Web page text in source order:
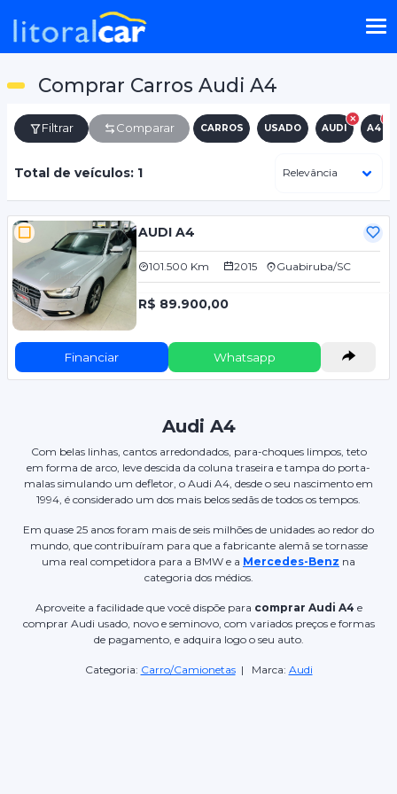
Comprar Carros Audi A4
Filtrar Comparar CARROS USADO AUDI A4
Total de veículos: 1
AUDI A4
101.500 Km 2015 Guabiruba/SC
R$ 89.900,00
Financiar Whatsapp
Audi A4
Com belas linhas, cantos arredondados, para-choques limpos, teto
em forma de arco, leve descida da coluna traseira e tampa do porta-
malas simulando um defletor, o Audi A4, desde o seu nascimento em
1994, é considerado um dos mais belos sedãs de todos os tempos.
Em quase 25 anos foram mais de seis milhões de unidades ao redor do
mundo, que contribuíram para que a fabricante alemã se tornasse
uma real competidora para a BMW e a Mercedes-Benz na
categoria dos médios.
Aproveite a facilidade que você dispõe para comprar Audi A4 e
comprar Audi usado, novo e seminovo, com variados preços e formas
de pagamento, e adquira logo o seu auto.
Categoria: Carro/Camionetas| Marca: Audi